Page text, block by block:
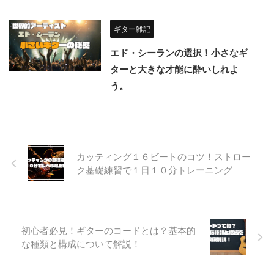
ギター雑記
エド・シーランの選択！小さなギ
ターと大きな才能に酔いしれよ
う。
カッティング１６ビートのコツ！ストロー
ク基礎練習で１日１０分トレーニング
初心者必見！ギターのコードとは？基本的
な種類と構成について解説！